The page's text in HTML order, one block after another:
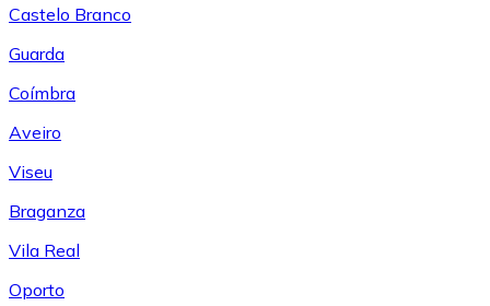
Castelo Branco
Guarda
Coímbra
Aveiro
Viseu
Braganza
Vila Real
Oporto